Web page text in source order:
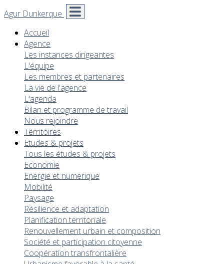
Agur Dunkerque
Accueil
Agence
Les instances dirigeantes
L'équipe
Les membres et partenaires
La vie de l'agence
L'agenda
Bilan et programme de travail
Nous rejoindre
Territoires
Etudes & projets
Tous les études & projets
Economie
Energie et numerique
Mobilité
Paysage
Résilience et adaptation
Planification territoriale
Renouvellement urbain et composition
Société et participation citoyenne
Coopération transfrontalière